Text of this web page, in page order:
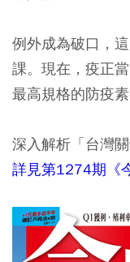
例外成為破口，
課。現在，疫正
最高規格的防疫
深入解析「台灣
詳見第1274期《